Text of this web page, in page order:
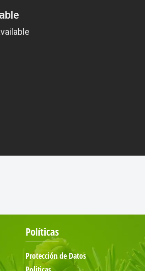
Políticas
Protección de Datos